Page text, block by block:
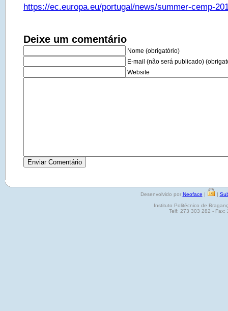
https://ec.europa.eu/portugal/news/summer-cemp-
Deixe um comentário
Nome (obrigatório)
E-mail (não será publicado)
Website
Desenvolvido por Neoface | |
Instituto Politécnico de
Telf: 273 303 282 - Fax: